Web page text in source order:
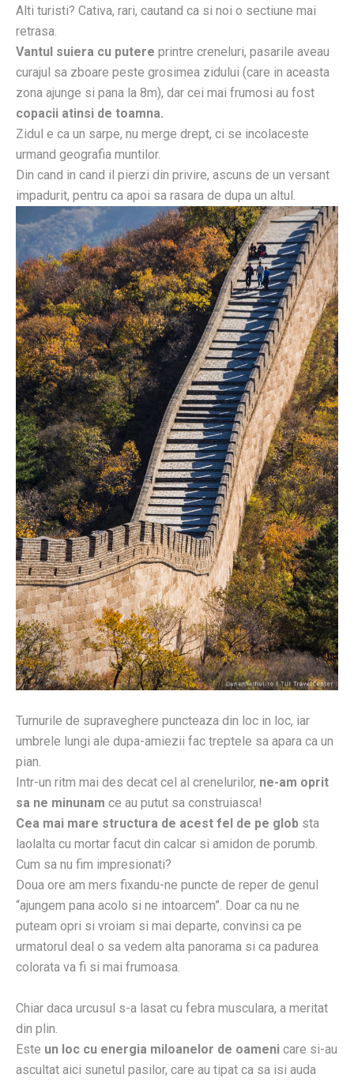
Alti turisti? Cativa, rari, cautand ca si noi o sectiune mai
retrasa.
Vantul suiera cu putere printre creneluri, pasarile aveau
curajul sa zboare peste grosimea zidului (care in aceasta
zona ajunge si pana la 8m), dar cei mai frumosi au fost
copacii atinsi de toamna.
Zidul e ca un sarpe, nu merge drept, ci se incolaceste
urmand geografia muntilor.
Din cand in cand il pierzi din privire, ascuns de un versant
impadurit, pentru ca apoi sa rasara de dupa un altul.
Turnurile de supraveghere puncteaza din loc in loc, iar
umbrele lungi ale dupa-amiezii fac treptele sa apara ca un
pian.
Intr-un ritm mai des decat cel al crenelurilor, ne-am oprit
sa ne minunam ce au putut sa construiasca!
Cea mai mare structura de acest fel de pe glob sta
laolalta cu mortar facut din calcar si amidon de porumb.
Cum sa nu fim impresionati?
Doua ore am mers fixandu-ne puncte de reper de genul
“ajungem pana acolo si ne intoarcem”. Doar ca nu ne
puteam opri si vroiam si mai departe, convinsi ca pe
urmatorul deal o sa vedem alta panorama si ca padurea
colorata va fi si mai frumoasa.
Chiar daca urcusul s-a lasat cu febra musculara, a meritat
din plin.
Este un loc cu energia miloanelor de oameni care si-au
ascultat aici sunetul pasilor, care au tipat ca sa isi auda